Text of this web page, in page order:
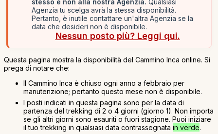
stesso e non alla nostra Agenzia. Qualsiasi
Agenzia tu scelga avrà la stessa disponibilità.
Pertanto, è inutile contattare un'altra Agenzia se la
data che desideri non è disponibile.
Nessun posto più? Leggi qui.
Questa pagina mostra la disponibilità del Cammino Inca online. Si
prega di notare che:
Il Cammino Inca è chiuso ogni anno a febbraio per
manutenzione; pertanto questo mese non è disponibile.
I posti indicati in questa pagina sono per la data di
partenza del trekking di 2 o 4 giorni (giorno 1). Non importa
se gli altri giorni sono esauriti o fuori stagione. Puoi iniziare
il tuo trekking in qualsiasi data contrassegnata in verde.